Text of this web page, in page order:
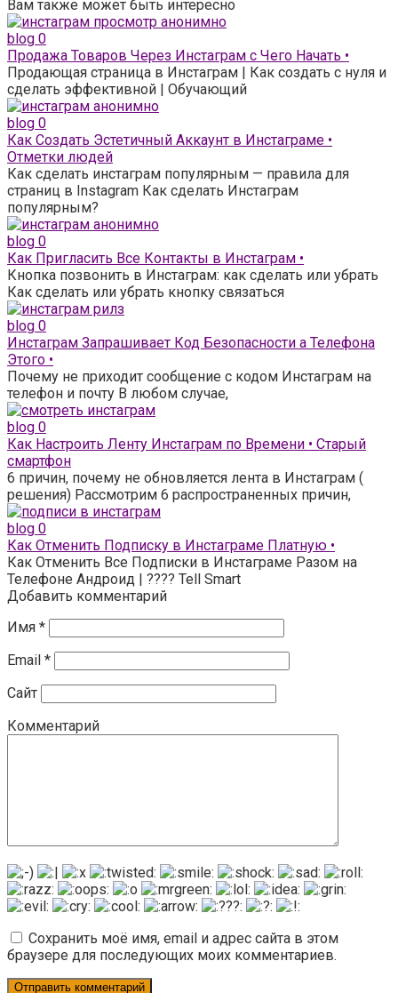
Вам также может быть интересно
blog 0
Продажа Товаров Через Инстаграм с Чего Начать •
Продающая страница в Инстаграм | Как создать с нуля и
сделать эффективной | Обучающий
blog 0
Как Создать Эстетичный Аккаунт в Инстаграме •
Отметки людей
Как сделать инстаграм популярным — правила для
страниц в Instagram Как сделать Инстаграм
популярным?
blog 0
Как Пригласить Все Контакты в Инстаграм •
Кнопка позвонить в Инстаграм: как сделать или убрать
Как сделать или убрать кнопку связаться
blog 0
Инстаграм Запрашивает Код Безопасности а Телефона
Этого •
Почему не приходит сообщение с кодом Инстаграм на
телефон и почту В любом случае,
blog 0
Как Настроить Ленту Инстаграм по Времени • Старый
смартфон
6 причин, почему не обновляется лента в Инстаграм (
решения) Рассмотрим 6 распространенных причин,
blog 0
Как Отменить Подписку в Инстаграме Платную •
Как Отменить Все Подписки в Инстаграме Разом на
Телефоне Андроид | ???? Tell Smart
Добавить комментарий
Имя *
Email *
Сайт
Комментарий
Сохранить моё имя, email и адрес сайта в этом
браузере для последующих моих комментариев.